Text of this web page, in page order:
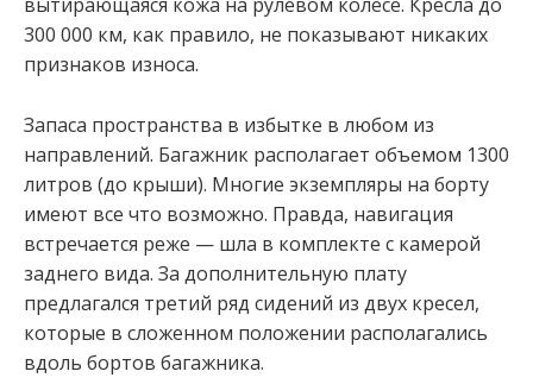
вытирающаяся кожа на рулевом колесе. Кресла до
300 000 км, как правило, не показывают никаких
признаков износа.
Запаса пространства в избытке в любом из
направлений. Багажник располагает объемом 1300
литров (до крыши). Многие экземпляры на борту
имеют все что возможно. Правда, навигация
встречается реже — шла в комплекте с камерой
заднего вида. За дополнительную плату
предлагался третий ряд сидений из двух кресел,
которые в сложенном положении располагались
вдоль бортов багажника.